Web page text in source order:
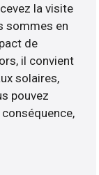
la visite
sommes en
de
il convient
solaires,
pouvez